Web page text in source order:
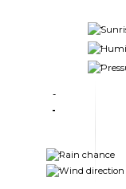
-
-
-
-
-
-
-